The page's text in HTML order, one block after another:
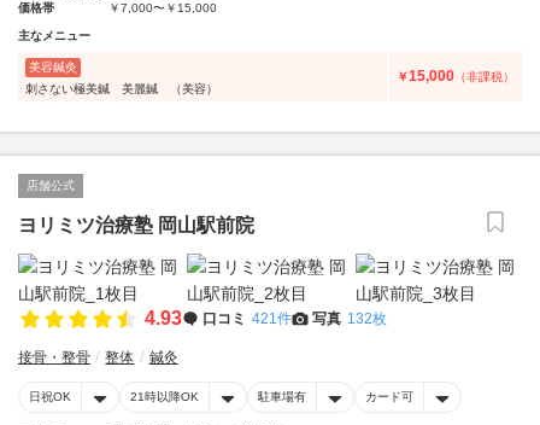
価格帯
￥7,000〜￥15,000
主なメニュー
美容鍼灸
刺さない極美鍼 美麗鍼 （美容）
￥15,000 （非課税）
店舗公式
ヨリミツ治療塾 岡山駅前院
4.93 口コミ 421件 写真 132枚
接骨・整骨 整体 鍼灸
日祝OK 21時以降OK 駐車場有 カード可